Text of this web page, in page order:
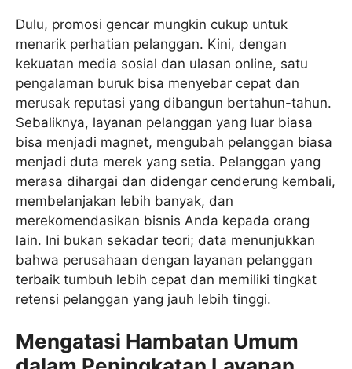
Dulu, promosi gencar mungkin cukup untuk
menarik perhatian pelanggan. Kini, dengan
kekuatan media sosial dan ulasan online, satu
pengalaman buruk bisa menyebar cepat dan
merusak reputasi yang dibangun bertahun-tahun.
Sebaliknya, layanan pelanggan yang luar biasa
bisa menjadi magnet, mengubah pelanggan biasa
menjadi duta merek yang setia. Pelanggan yang
merasa dihargai dan didengar cenderung kembali,
membelanjakan lebih banyak, dan
merekomendasikan bisnis Anda kepada orang
lain. Ini bukan sekadar teori; data menunjukkan
bahwa perusahaan dengan layanan pelanggan
terbaik tumbuh lebih cepat dan memiliki tingkat
retensi pelanggan yang jauh lebih tinggi.
Mengatasi Hambatan Umum